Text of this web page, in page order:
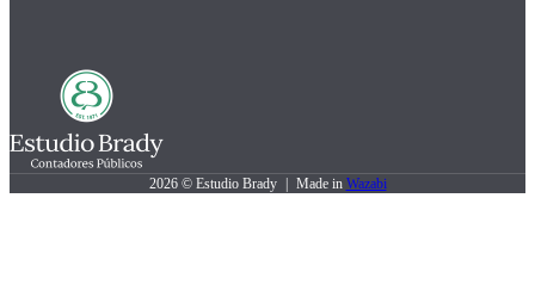
2026 © Estudio Brady | Made in Wazabi